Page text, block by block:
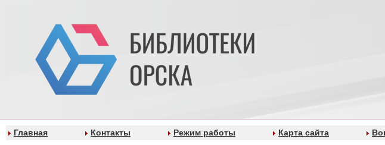
Главная Контакты Режим работы Карта сайта